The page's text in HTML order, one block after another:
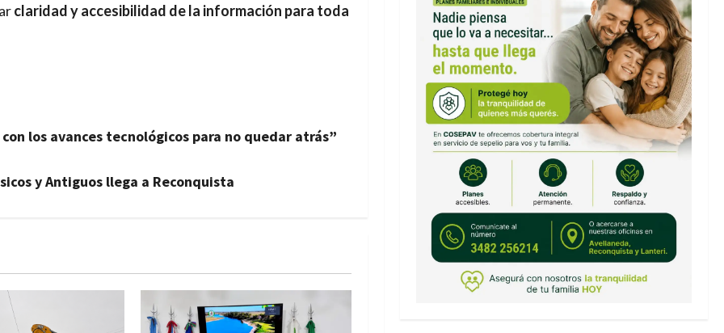
claridad y accesibilidad de la información para toda
los avances tecnológicos para no quedar atrás”
y Antiguos llega a Reconquista